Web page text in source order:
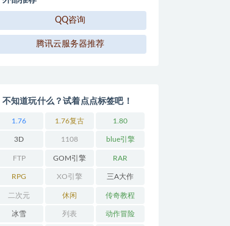
QQ咨询
腾讯云服务器推荐
不知道玩什么？试着点点标签吧！
1.76 1.76复古 1.80
3D 1108 blue引擎
FTP GOM引擎 RAR
RPG XO引擎 三A大作
二次元 休闲 传奇教程
冰雪 列表 动作冒险